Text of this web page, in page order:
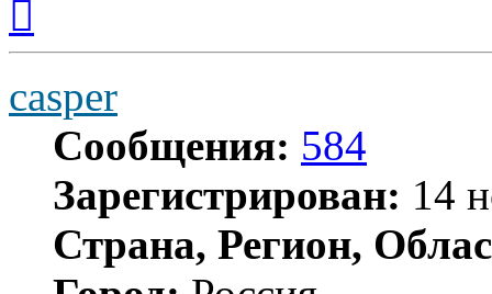
началу
casper
Сообщения: 584
Зарегистрирован: 14
Страна, Регион,